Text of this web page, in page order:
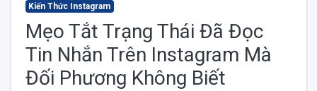
Kiến Thức Instagram
Mẹo Tắt Trạng Thái Đã Đọc
Tin Nhắn Trên Instagram Mà
Đối Phương Không Biết